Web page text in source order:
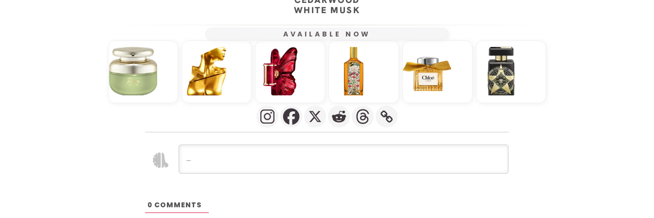
WHITE MUSK
AVAILABLE NOW
0 COMMENTS